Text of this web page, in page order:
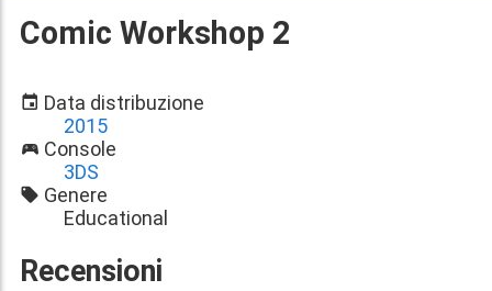
Comic Workshop 2
Data distribuzione
2015
Console
3DS
Genere
Educational
Recensioni